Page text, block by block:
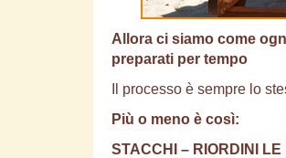
Allora ci siamo come
preparati per tempo
Il processo è sempre lo
Più o meno è così:
STACCHI – RIORDINI